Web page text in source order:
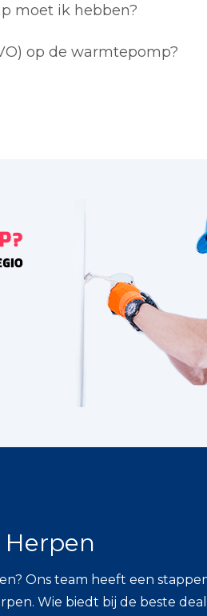
moet ik hebben?
op de warmtepomp?
Ons team heeft een
Wie biedt bij de beste